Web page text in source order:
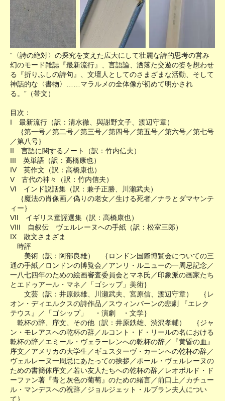
“〈詩の絶対〉の探究を支えた広大にして壮麗な詩的思考の営み
幻のモード雑誌『最新流行』、言語論、洒落た交遊の姿を想わせ
る『折りふしの詩句』、文壇人としてのさまざまな活動、そして
神話的な〈書物〉……マラルメの全体像が初めて明かされ
る。”（帯文）
目次：
I 最新流行（訳：清水徹、與謝野文子、渡辺守章）
｛第一号／第二号／第三号／第四号／第五号／第六号／第七号
／第八号｝
II 言語に関するノート（訳：竹内信夫）
III 英単語（訳：高橋康也）
IV 英作文（訳：高橋康也）
V 古代の神々（訳：竹内信夫）
VI インド説話集（訳：兼子正勝、川瀬武夫）
｛魔法の肖像画／偽りの老女／生ける死者／ナラとダマヤンテ
ィー｝
VII イギリス童謡選集（訳：高橋康也）
VIII 自叙伝 ヴェルレーヌへの手紙（訳：松室三郎）
IX 散文さまざま
時評
美術（訳：阿部良雄） ｛ロンドン国際博覧会についての三
通の手紙／ロンドンの博覧会／アンリ・ルニューの一周忌記念／
一八七四年のための絵画審査委員会とマネ氏／印象派の画家たち
とエドゥアール・マネ／「ゴシップ」美術｝
文芸（訳：井原鉄雄、川瀬武夫、宮原信、渡辺守章） ｛レ
オン・ディエルクスの詩作品／スウィンバーンの悲劇 『エレク
テウス』／「ゴシップ」 ・演劇 ・文学｝
乾杯の辞、序文、その他（訳：井原鉄雄、渋沢孝輔） ｛ジャ
ン・モレアスへの乾杯の辞／ルコント・ド・リールの名における
乾杯の辞／エミール・ヴェラーレンへの乾杯の辞／『黄昏の血』
序文／アメリカの大学生／ギュスターヴ・カーンへの乾杯の辞／
ヴェルレーヌ一周忌にあたっての挨拶／ポール・ヴェルレーヌの
ための書簡体序文／若い友人たちへの乾杯の辞／レオポルド・ド
ーファン著『青と灰色の葡萄』のための緒言／前口上／カチュー
ル・マンデスへの祝辞／ジョルジェット・ルブラン夫人につい
て｝